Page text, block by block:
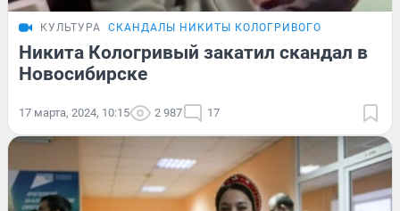
КУЛЬТУРА СКАНДАЛЫ НИКИТЫ КОЛОГРИВОГО
Никита Кологривый закатил скандал в
Новосибирске
17 марта, 2024, 10:15 2 987 17